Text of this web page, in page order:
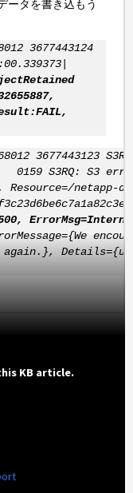
ータを書き込もう
3677443124
3677443123 S3RQ
0159 S3RQ: S3
Resource=/
KB article.